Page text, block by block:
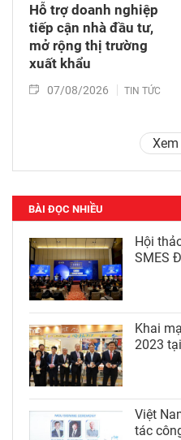
Hỗ trợ doanh nghiệp
tiếp cận nhà đầu tư,
mở rộng thị trường
xuất khẩu
07/08/2026 TIN TỨC
BÀI ĐỌC NHIỀU
Hội
SMES
Khai
2023
Việt
tác